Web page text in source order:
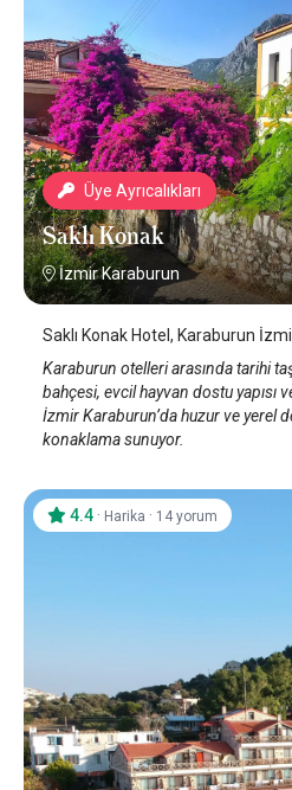
Üye Ayrıcalıkları
Saklı Konak
İzmir Karaburun
Saklı Konak Hotel, Karaburun
Karaburun otelleri arasında tarihi
bahçesi, evcil hayvan dostu yapısı
İzmir Karaburun’da huzur ve yerel
konaklama sunuyor.
4.4 · Harika · 14 yorum